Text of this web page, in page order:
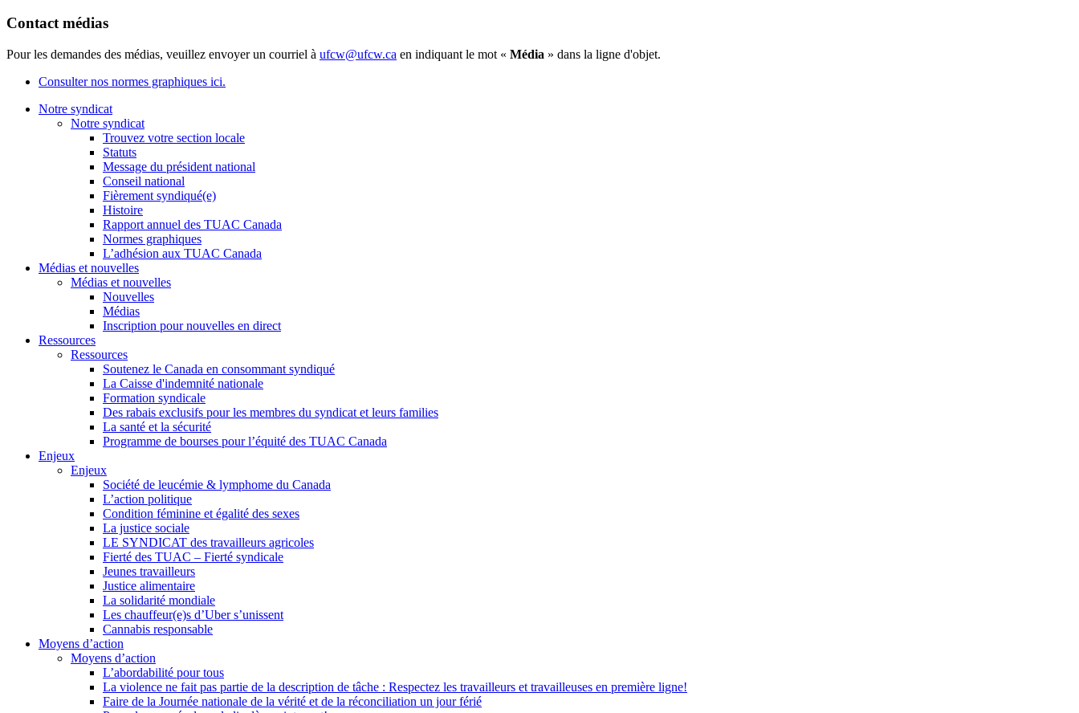
Contact médias
Pour les demandes des médias, veuillez envoyer un courriel à ufcw@ufcw.ca en indiquant le mot « Média » dans la ligne d'objet.
Consulter nos normes graphiques ici.
Notre syndicat
Notre syndicat
Trouvez votre section locale
Statuts
Message du président national
Conseil national
Fièrement syndiqué(e)
Histoire
Rapport annuel des TUAC Canada
Normes graphiques
L’adhésion aux TUAC Canada
Médias et nouvelles
Médias et nouvelles
Nouvelles
Médias
Inscription pour nouvelles en direct
Ressources
Ressources
Soutenez le Canada en consommant syndiqué
La Caisse d'indemnité nationale
Formation syndicale
Des rabais exclusifs pour les membres du syndicat et leurs families
La santé et la sécurité
Programme de bourses pour l’équité des TUAC Canada
Enjeux
Enjeux
Société de leucémie & lymphome du Canada
L’action politique
Condition féminine et égalité des sexes
La justice sociale
LE SYNDICAT des travailleurs agricoles
Fierté des TUAC – Fierté syndicale
Jeunes travailleurs
Justice alimentaire
La solidarité mondiale
Les chauffeur(e)s d’Uber s’unissent
Cannabis responsable
Moyens d’action
Moyens d’action
L’abordabilité pour tous
La violence ne fait pas partie de la description de tâche : Respectez les travailleurs et travailleuses en première ligne!
Faire de la Journée nationale de la vérité et de la réconciliation un jour férié